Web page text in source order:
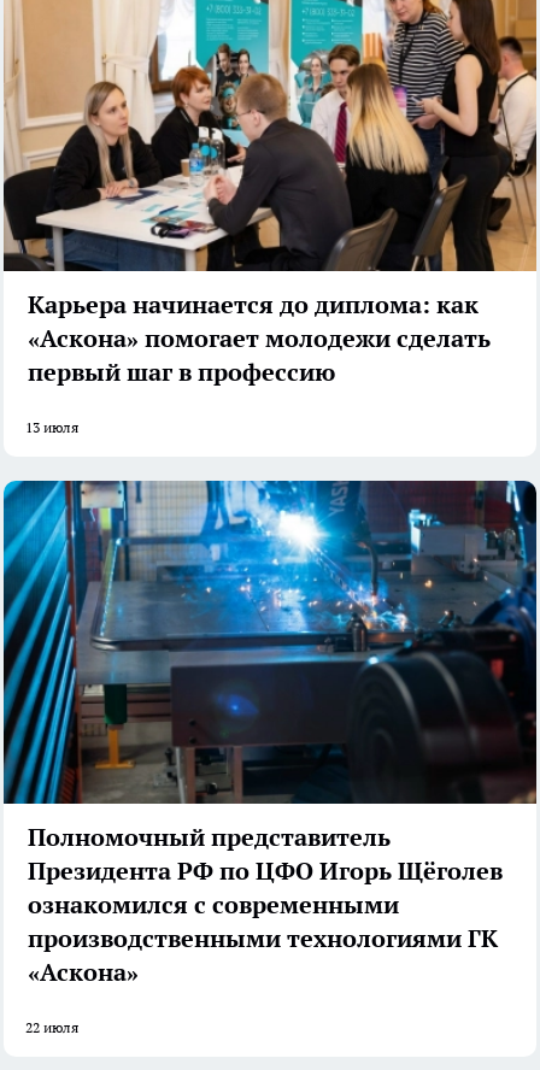
Карьера начинается до диплома: как
«Аскона» помогает молодежи сделать
первый шаг в профессию
13 июля
Полномочный представитель
Президента РФ по ЦФО Игорь Щёголев
ознакомился с современными
производственными технологиями ГК
«Аскона»
22 июля